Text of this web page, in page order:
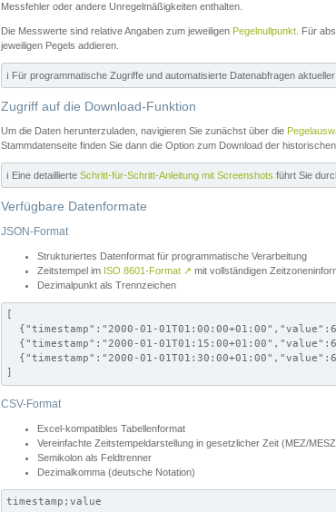
Messfehler oder andere Unregelmäßigkeiten enthalten.
Die Messwerte sind relative Angaben zum jeweiligen Pegelnullpunkt . Für
jeweiligen Pegels addieren.
ℹ️ Für programmatische Zugriffe und automatisierte Datenabfragen
Zugriff auf die Download-Funktion
Um die Daten herunterzuladen, navigieren Sie zunächst über die
Stammdatenseite finden Sie dann die Option zum Download der
ℹ️ Eine detaillierte Schritt-für-Schritt-Anleitung mit Screenshots führt Sie
Verfügbare Datenformate
JSON-Format
Strukturiertes Datenformat für programmatische Verarbeitung
Zeitstempel im ISO 8601-Format ↗ mit vollständigen
Dezimalpunkt als Trennzeichen
[
{"timestamp":"2000-01-
{"timestamp":"2000-01-
{"timestamp":"2000-01-
]
CSV-Format
Excel-kompatibles Tabellenformat
Vereinfachte Zeitstempeldarstellung in gesetzlicher Zeit (MEZ/
Semikolon als Feldtrenner
Dezimalkomma (deutsche Notation)
timestamp;value